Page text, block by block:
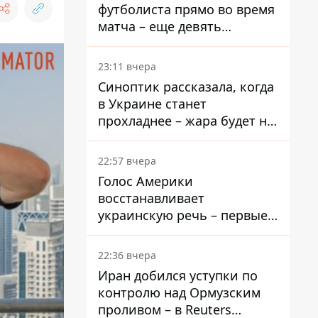
футболиста прямо во время
матча – еще девять
пострадали
23:11 вчера
Синоптик рассказала, когда
в Украине станет
прохладнее – жара будет не
долго
22:57 вчера
Голос Америки
восстанавливает
украинскую речь – первые
эфиры ожидаются на
следующей неделе
22:36 вчера
Иран добился уступки по
контролю над Ормузским
проливом – в Reuters